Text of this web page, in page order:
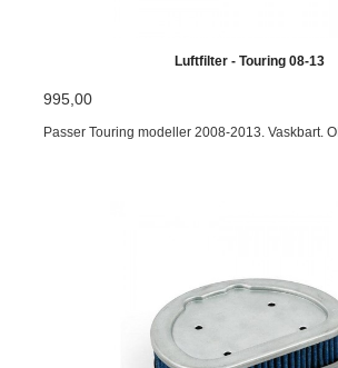
Luftfilter - Touring 08-13
995,00
Passer Touring modeller 2008-2013. Vaskbart.